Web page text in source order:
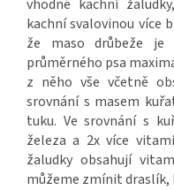
vhodné kachní
kachní svalovinou více
že maso drůbeže
průměrného psa
z něho vše včetně
srovnání s masem
tuku. Ve srovnání s
železa a 2x více
žaludky obsahují
můžeme zmínit draslík,